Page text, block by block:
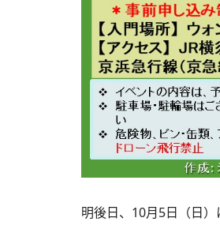
明後日、10月5日（日